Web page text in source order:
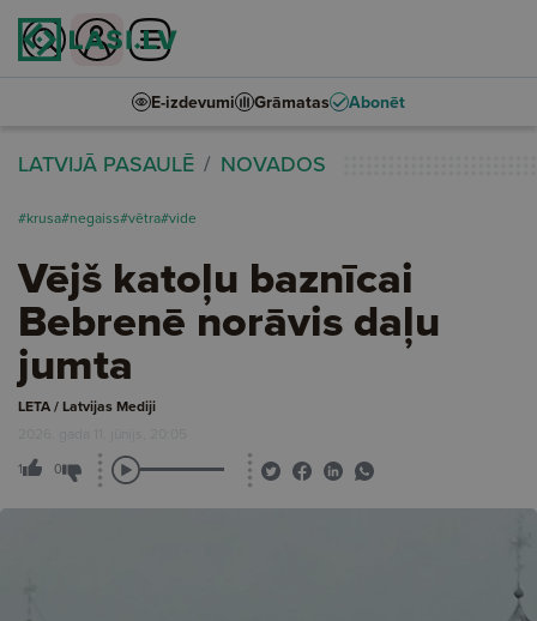
E-izdevumi Grāmatas Abonēt
LATVIJĀ PASAULĒ NOVADOS
#krusa#negaiss#vētra#vide
Vējš katoļu baznīcai
Bebrenē norāvis daļu
jumta
LETA / Latvijas Mediji
2026. gada 11. jūnijs, 20:05
1 0